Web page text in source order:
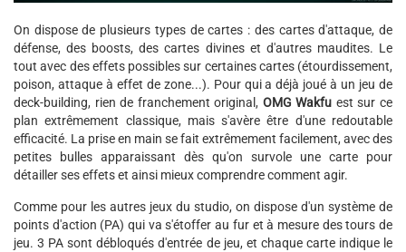
On dispose de plusieurs types de cartes : des cartes d'attaque, de
défense, des boosts, des cartes divines et d'autres maudites. Le
tout avec des effets possibles sur certaines cartes (étourdissement,
poison, attaque à effet de zone...). Pour qui a déjà joué à un jeu de
deck-building, rien de franchement original, OMG Wakfu est sur ce
plan extrêmement classique, mais s'avère être d'une redoutable
efficacité. La prise en main se fait extrêmement facilement, avec des
petites bulles apparaissant dès qu'on survole une carte pour
détailler ses effets et ainsi mieux comprendre comment agir.
Comme pour les autres jeux du studio, on dispose d'un système de
points d'action (PA) qui va s'étoffer au fur et à mesure des tours de
jeu. 3 PA sont débloqués d'entrée de jeu, et chaque carte indique le